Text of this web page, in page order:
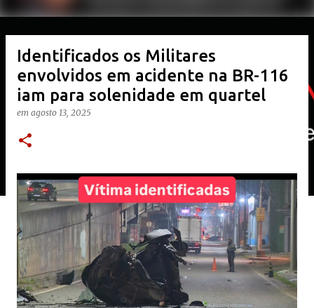
Identificados os Militares
envolvidos em acidente na BR-116
iam para solenidade em quartel
em agosto 13, 2025